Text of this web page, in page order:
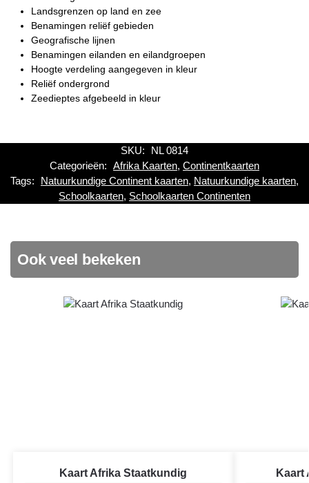
Landsgrenzen op land en zee
Benamingen reliëf gebieden
Geografische lijnen
Benamingen eilanden en eilandgroepen
Hoogte verdeling aangegeven in kleur
Reliëf ondergrond
Zeedieptes afgebeeld in kleur
SKU:
NL 0814
Categorieën: Afrika Kaarten, Continentkaarten
Tags:
Natuurkundige Continent kaarten, Natuurkundige kaarten,
Schoolkaarten, Schoolkaarten Continenten
Ook veel bekeken
Kaart Afrika Staatkundig Kaart